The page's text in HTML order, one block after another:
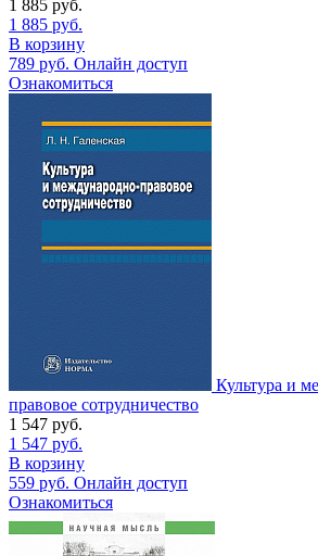
1 885 руб.
1 885 руб.
В корзину
789 руб. Онлайн доступ
Ознакомиться
Культура и
правовое сотрудничество
1 547 руб.
1 547 руб.
В корзину
559 руб. Онлайн доступ
Ознакомиться